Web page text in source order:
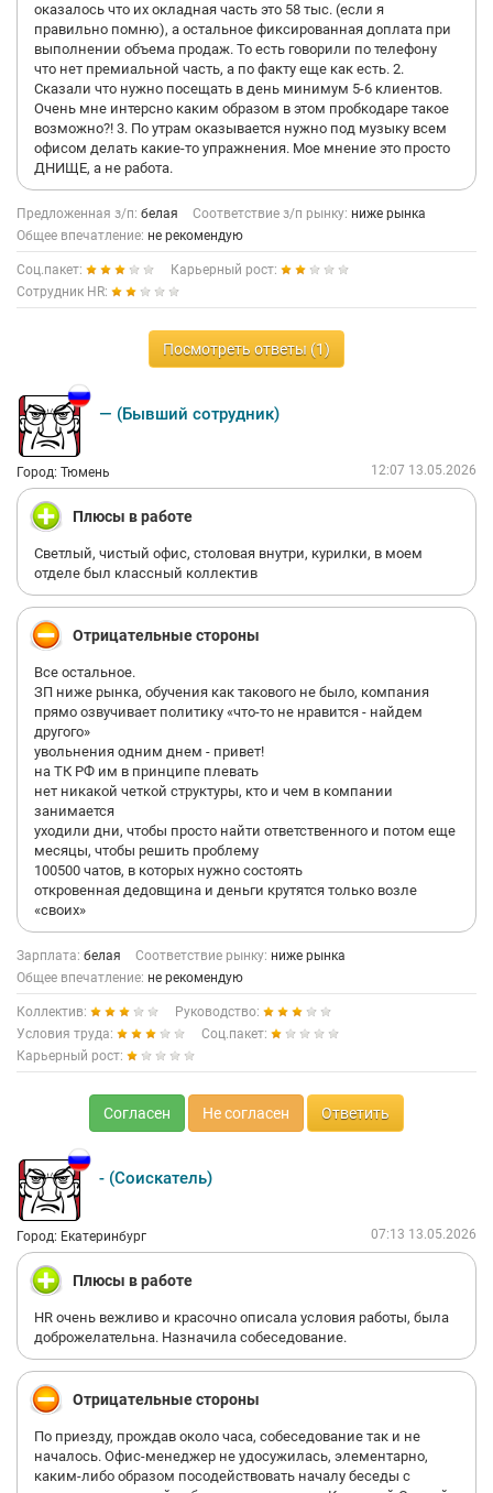
оказалось что их окладная часть это 58 тыс. (если я
правильно помню), а остальное фиксированная доплата при
выполнении объема продаж. То есть говорили по телефону
что нет премиальной часть, а по факту еще как есть. 2.
Сказали что нужно посещать в день минимум 5-6 клиентов.
Очень мне интерсно каким образом в этом пробкодаре такое
возможно?! 3. По утрам оказывается нужно под музыку всем
офисом делать какие-то упражнения. Мое мнение это просто
ДНИЩЕ, а не работа.
Предложенная з/п: белая Соответствие з/п рынку: ниже рынка
Общее впечатление: не рекомендую
Соц.пакет:
Карьерный рост:
Сотрудник HR:
Посмотреть ответы (1)
— (Бывший сотрудник)
Город: Тюмень 12:07 13.05.2026
Плюсы в работе
Светлый, чистый офис, столовая внутри, курилки, в моем
отделе был классный коллектив
Отрицательные стороны
Все остальное.
ЗП ниже рынка, обучения как такового не было, компания
прямо озвучивает политику «что-то не нравится - найдем
другого»
увольнения одним днем - привет!
на ТК РФ им в принципе плевать
нет никакой четкой структуры, кто и чем в компании
занимается
уходили дни, чтобы просто найти ответственного и потом еще
месяцы, чтобы решить проблему
100500 чатов, в которых нужно состоять
откровенная дедовщина и деньги крутятся только возле
«своих»
Зарплата: белая Соответствие рынку: ниже рынка
Общее впечатление: не рекомендую
Коллектив:
Руководство:
Условия труда:
Соц.пакет:
Карьерный рост:
Согласен Не согласен Ответить
- (Соискатель)
Город: Екатеринбург 07:13 13.05.2026
Плюсы в работе
HR очень вежливо и красочно описала условия работы, была
доброжелательна. Назначила собеседование.
Отрицательные стороны
По приезду, прождав около часа, собеседование так и не
началось. Офис-менеджер не удосужилась, элементарно,
каким-либо образом посодействовать началу беседы с